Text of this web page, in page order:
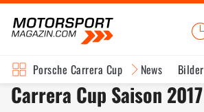
Porsche Carrera Cup News Bilder
Carrera Cup Saison 2017